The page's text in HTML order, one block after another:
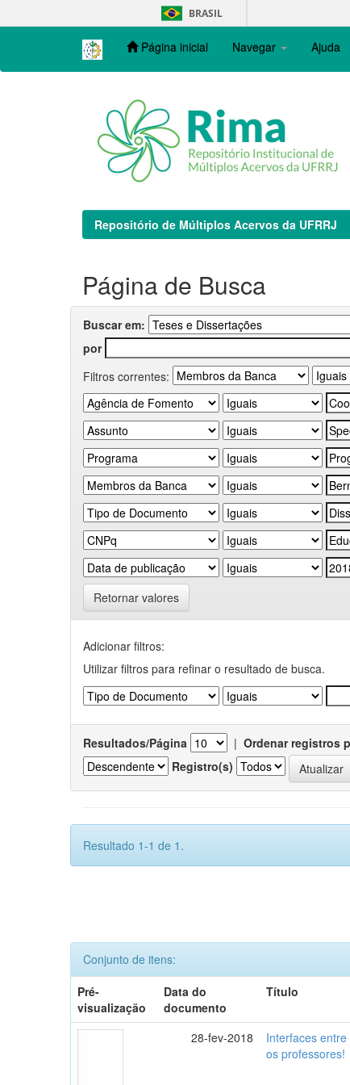
navigation
BRASIL
Página inicial Navegar Ajuda
Repositório de Múltiplos Acervos da UFRRJ
Página de Busca
Buscar em:
por
Filtros correntes:
Retornar valores
Adicionar filtros:
Utilizar filtros para refinar o resultado de busca.
Resultados/Página | Ordenar registros
Registro(s)
Resultado 1-1 de 1.
Conjunto de itens:
Pré-
visualização
Data do
documento
Título
28-fev-2018
Interfaces
os professores!